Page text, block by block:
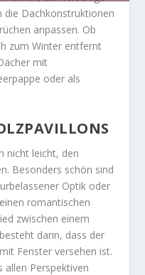
die Dachkonstruktionen
anpassen. Ob
zum Winter entfernt
mit
oder als
nicht leicht, den
Besonders schön sind
Optik oder
romantischen
zwischen einem
darin, dass der
Fenster versehen ist.
allen Perspektiven